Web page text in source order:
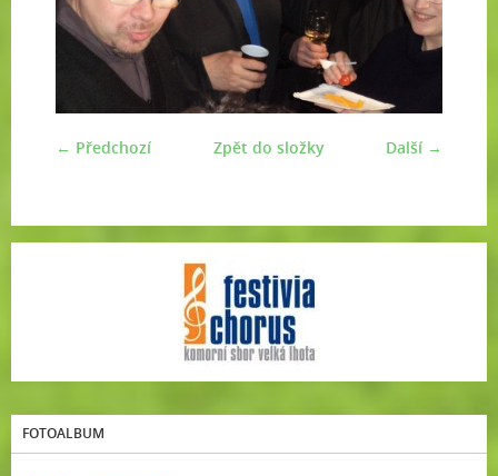
← Předchozí Další →
Zpět do složky
FOTOALBUM